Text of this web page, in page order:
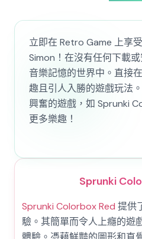
立即在 Retro Game 上享
Simon！在沒有任何下載
音樂記憶的世界中。直接
趣且引人入勝的遊戲玩法
興奮的遊戲，如 Sprunki
更多樂趣！
Sprunki
Sprunki Colorbox Red 提供
驗。其簡單而令人上癮的遊